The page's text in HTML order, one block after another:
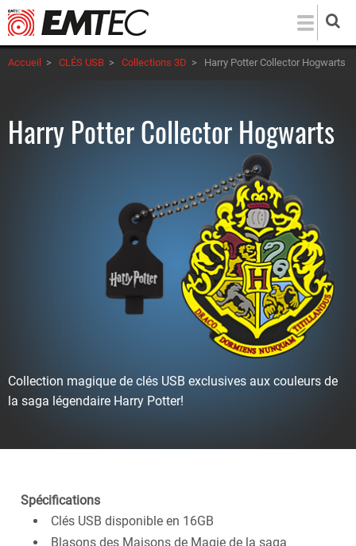
Aller
au
contenu
principal
Accueil > CLÉS USB > Collections 3D > Harry Potter Collector Hogwarts
Harry Potter Collector Hogwarts
Collection magique de clés USB exclusives aux couleurs de
la saga légendaire Harry Potter!
Spécifications
Clés USB disponible en 16GB
Blasons des Maisons de Magie de la saga